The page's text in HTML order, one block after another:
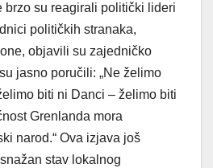
brzo su reagirali politički lideri
političkih stranaka,
objavili su zajedničko
jasno poručili: „Ne želimo
biti ni Danci – želimo biti
Grenlanda mora
narod.“ Ova izjava još
stav lokalnog